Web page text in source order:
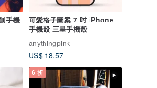
可愛格子圖案 7 吋 iPhone
手機殼 三星手機殼
anythingpink
US$ 18.57
6 折